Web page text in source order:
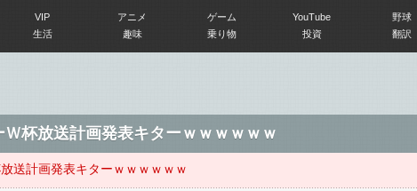
VIP アニメ ゲーム YouTube 野球
生活 趣味 乗り物 投資 翻訳
Ｗ杯放送計画発表キターｗｗｗｗｗｗ
送計画発表キターｗｗｗｗｗｗ